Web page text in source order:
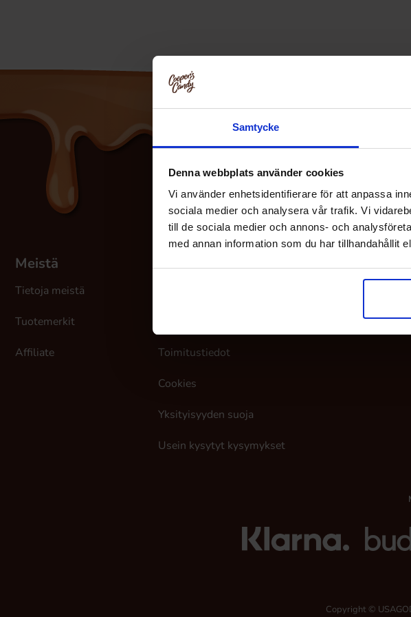
Samtycke
Denna webbplats använder cookies
Vi använder enhetsidentifierare för att anpassa
sociala medier och analysera vår trafik. Vi
till de sociala medier och annons- och
med annan information som du har tillhandahållit
Meistä
Tietoja meistä
Tuotemerkit
Affiliate
Asiakaspalvelu
Toimitustiedot
Cookies
Yksityisyyden suoja
Usein kysytyt kysymykset
Omat sivut
Copyright ©